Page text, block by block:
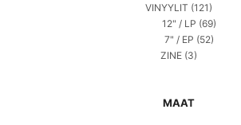
VINYYLIT (121)
12" / LP (69)
7" / EP (52)
ZINE (3)
MAAT